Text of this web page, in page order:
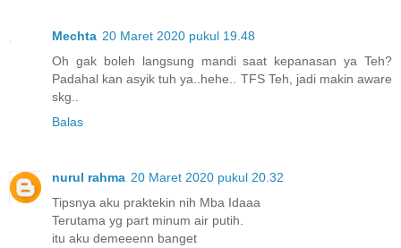
Mechta 20 Maret 2020 pukul 19.48
Oh gak boleh langsung mandi saat kepanasan ya Teh?
Padahal kan asyik tuh ya..hehe.. TFS Teh, jadi makin aware
skg..
Balas
nurul rahma 20 Maret 2020 pukul 20.32
Tipsnya aku praktekin nih Mba Idaaa
Terutama yg part minum air putih.
itu aku demeeenn banget